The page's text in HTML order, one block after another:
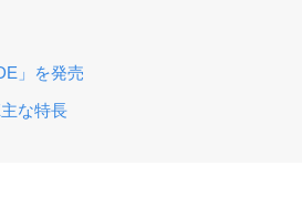
」を発売
な特長